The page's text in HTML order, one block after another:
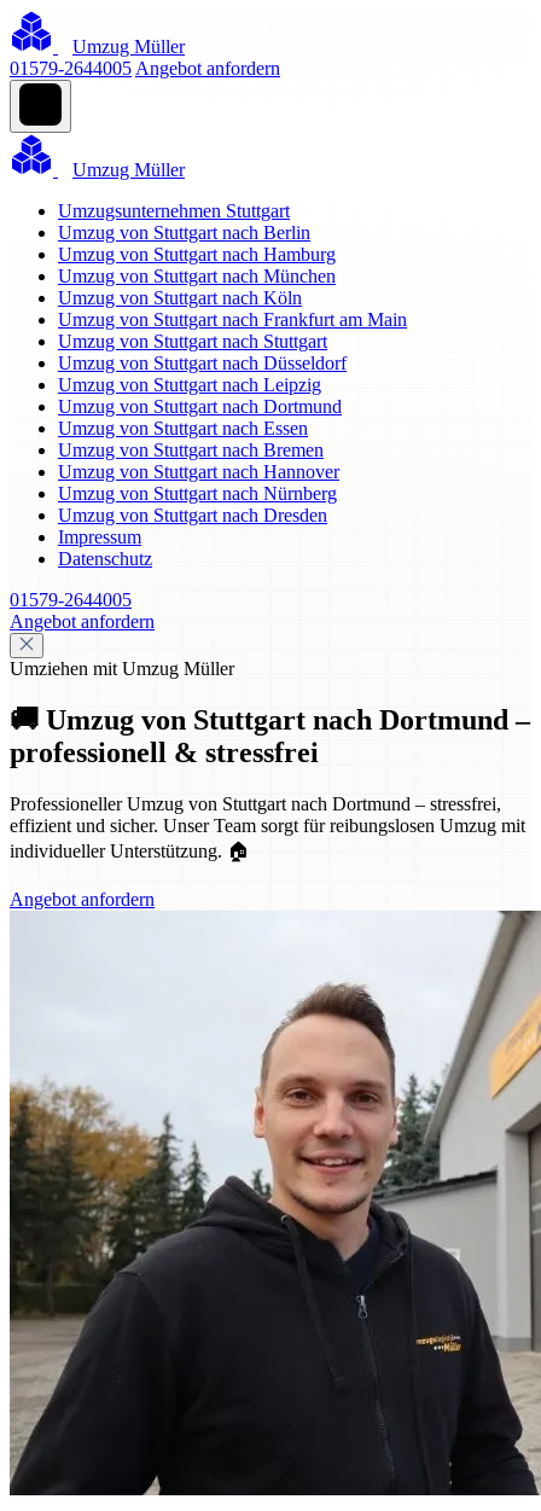
Umzug Müller
01579-2644005 Angebot anfordern
Umzug Müller
Umzugsunternehmen Stuttgart
Umzug von Stuttgart nach Berlin
Umzug von Stuttgart nach Hamburg
Umzug von Stuttgart nach München
Umzug von Stuttgart nach Köln
Umzug von Stuttgart nach Frankfurt am Main
Umzug von Stuttgart nach Stuttgart
Umzug von Stuttgart nach Düsseldorf
Umzug von Stuttgart nach Leipzig
Umzug von Stuttgart nach Dortmund
Umzug von Stuttgart nach Essen
Umzug von Stuttgart nach Bremen
Umzug von Stuttgart nach Hannover
Umzug von Stuttgart nach Nürnberg
Umzug von Stuttgart nach Dresden
Impressum
Datenschutz
01579-2644005
Angebot anfordern
Umziehen mit Umzug Müller
🚚 Umzug von Stuttgart nach Dortmund –
professionell & stressfrei
Professioneller Umzug von Stuttgart nach Dortmund – stressfrei,
effizient und sicher. Unser Team sorgt für reibungslosen Umzug mit
individueller Unterstützung. 🏠
Angebot anfordern